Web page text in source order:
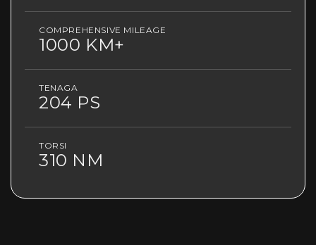
COMPREHENSIVE MILEAGE
1000 KM+
TENAGA
204 PS
TORSI
310 NM